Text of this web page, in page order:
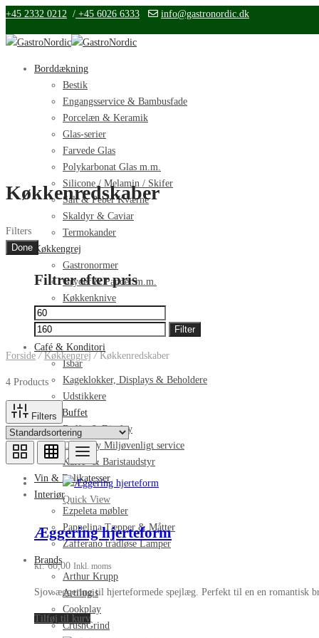
+45 2332 0212 / +45 6026 6333 info@gastronordic.dk
Borddækning
Bestik
Engangsservice & Bambusfade
Porcelæn & Keramik
Glas-serier
Farvede Glas
Polykarbonat Glas m.m.
Silicone / Melamin / Skifer
Salt & Peber Kværne
Skaldyr & Caviar
Termokander
Køkkengrej
Gastronormer
Gryder & Pander m.m.
Køkkenknive
Café & Konditori
Isbar
Kageklokker, Displays & Beholdere
Udstikkere
Bar & Buffet
Buffet & Display
Cookplay Miljøvenligt service
Kaffe- & Baristaudstyr
Vin & Delikatesser
Interiør
Ezpeleta møbler
Pappelina Tæpper & Måtter
Zafferano trådløse Lamper
Brands
Arthur Krupp
Artilugis
Cookplay
CrushGrind
Køkkenredskaber
Filters
Done
Filtrer efter pris
Mindste
pris
prisFilter
Forside / Køkkengrej /Køkkenredskaber
4 Products
Filters
Quick View
Æggering hjerteform
kr.60,00 Inkl. moms
Sjov æggering til hjerteformede spejlæg. Perfekt til en en romantisk
Tilføj til kurv